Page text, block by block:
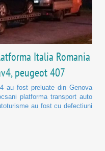
Italia Romania
peugeot 407
au fost preluate din Genova
platforma transport auto
au fost cu defectiuni